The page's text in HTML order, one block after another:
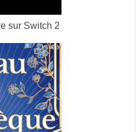
sur Switch 2